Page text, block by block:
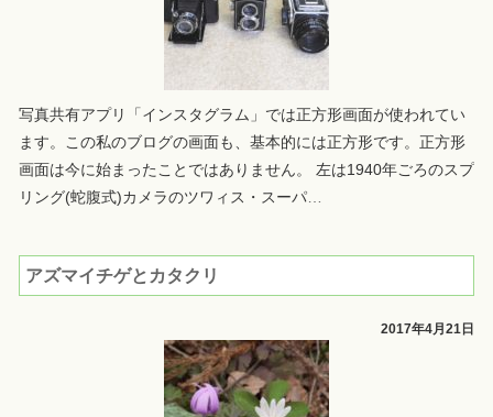
写真共有アプリ「インスタグラム」では正方形画面が使われてい
ます。この私のブログの画面も、基本的には正方形です。正方形
画面は今に始まったことではありません。 左は1940年ごろのスプ
リング(蛇腹式)カメラのツワィス・スーパ…
アズマイチゲとカタクリ
2017年4月21日